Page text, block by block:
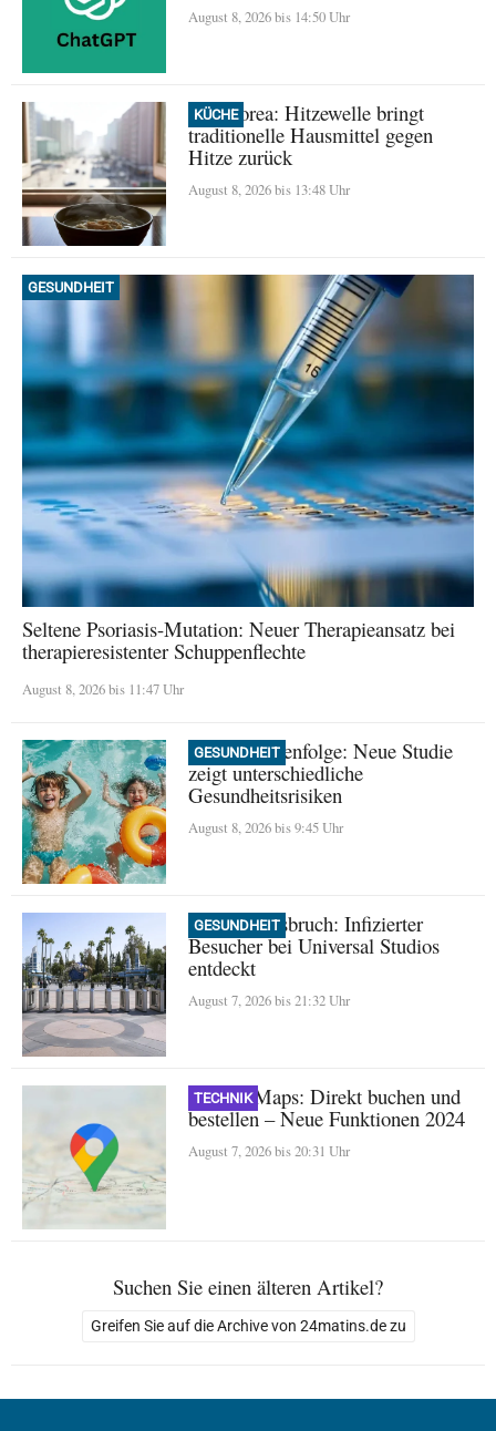
August 8, 2026 bis 14:50 Uhr
KÜCHE
Nordkorea: Hitzewelle bringt
traditionelle Hausmittel gegen
Hitze zurück
August 8, 2026 bis 13:48 Uhr
GESUNDHEIT
Seltene Psoriasis-Mutation: Neuer Therapieansatz bei
therapieresistenter Schuppenflechte
August 8, 2026 bis 11:47 Uhr
GESUNDHEIT
Geburtsreihenfolge: Neue Studie
zeigt unterschiedliche
Gesundheitsrisiken
August 8, 2026 bis 9:45 Uhr
GESUNDHEIT
Masern-Ausbruch: Infizierter
Besucher bei Universal Studios
entdeckt
August 7, 2026 bis 21:32 Uhr
TECHNIK
Google Maps: Direkt buchen und
bestellen – Neue Funktionen 2024
August 7, 2026 bis 20:31 Uhr
Suchen Sie einen älteren Artikel?
Greifen Sie auf die Archive von 24matins.de zu